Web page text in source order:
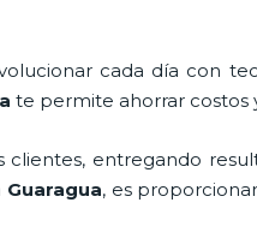
cada día con
te permite ahorrar costos
entregando
Guaragua, es